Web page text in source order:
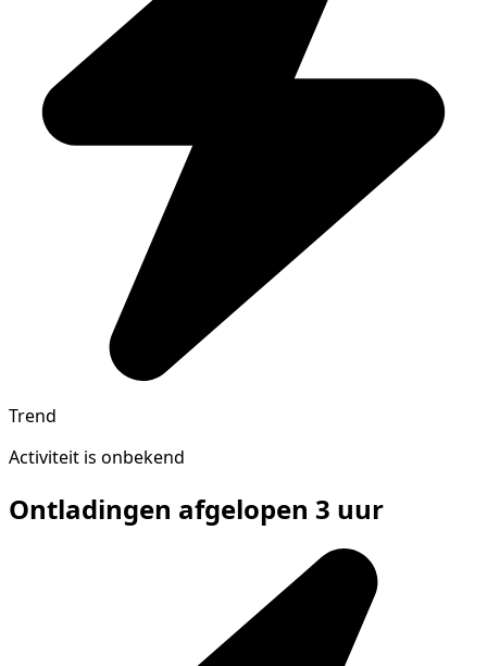
Trend
Activiteit is onbekend
Ontladingen afgelopen 3 uur